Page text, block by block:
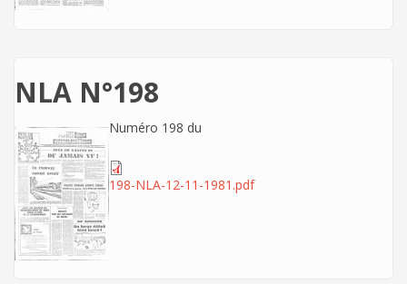
NLA N°198
Numéro 198 du
198-NLA-12-11-1981.pdf